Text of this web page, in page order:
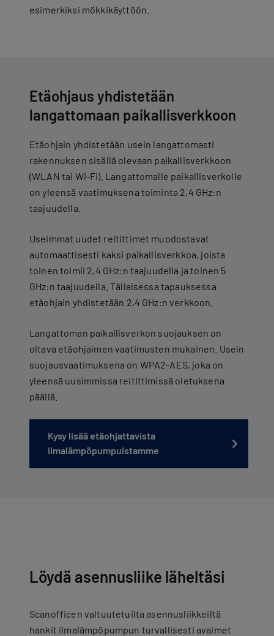
esimerkiksi mökkikäyttöön.
Etäohjaus yhdistetään
langattomaan paikallisverkkoon
Etäohjain yhdistetään usein langattomasti
rakennuksen sisällä olevaan paikallisverkkoon
(WLAN tai Wi-Fi). Langattomalle paikallisverkolle
on yleensä vaatimuksena toiminta 2,4 GHz:n
taajuudella.
Useimmat uudet reitittimet muodostavat
automaattisesti kaksi paikallisverkkoa, joista
toinen toimii 2,4 GHz:n taajuudella ja toinen 5
GHz:n taajuudella. Tällaisessa tapauksessa
etäohjain yhdistetään 2,4 GHz:n verkkoon.
Langattoman paikallisverkon suojauksen on
oltava etäohjaimen vaatimusten mukainen. Usein
suojausvaatimuksena on WPA2-AES, joka on
yleensä uusimmissa reitittimissä oletuksena
päällä.
Kysy lisää etäohjattavista
ilmalämpöpumpuistamme
Löydä asennusliike läheltäsi
Scanofficen valtuutetuilta asennusliikkeiltä
hankit ilmalämpöpumpun turvallisesti avaimet